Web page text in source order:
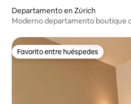
Departamento en Zúrich
Moderno departamento boutique
Favorito entre huéspedes
Favorito entre huéspedes